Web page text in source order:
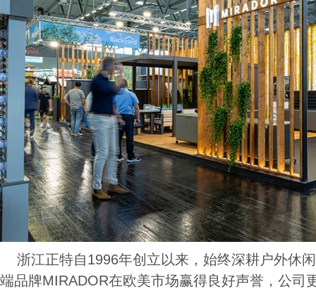
浙江正特自1996年创立以来，始终深耕户外休
端品牌MIRADOR在欧美市场赢得良好声誉，公司